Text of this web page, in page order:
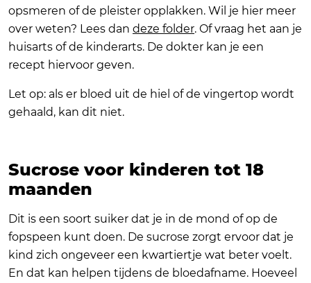
opsmeren of de pleister opplakken. Wil je hier meer
over weten? Lees dan deze folder. Of vraag het aan je
huisarts of de kinderarts. De dokter kan je een
recept hiervoor geven.
Let op: als er bloed uit de hiel of de vingertop wordt
gehaald, kan dit niet.
Sucrose voor kinderen tot 18
maanden
Dit is een soort suiker dat je in de mond of op de
fopspeen kunt doen. De sucrose zorgt ervoor dat je
kind zich ongeveer een kwartiertje wat beter voelt.
En dat kan helpen tijdens de bloedafname. Hoeveel